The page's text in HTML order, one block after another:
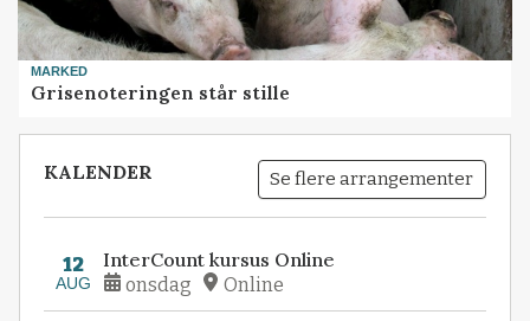
MARKED
Grisenoteringen står stille
KALENDER Se flere arrangementer
12
AUG
InterCount kursus Online
onsdag Online